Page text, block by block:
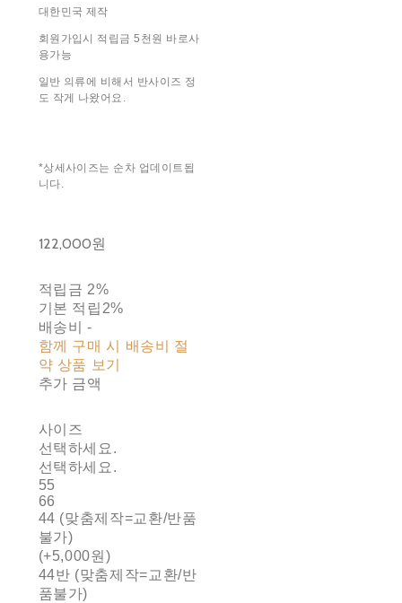
대한민국 제작
회원가입시 적립금 5천원 바로사
용가능
일반 의류에 비해서 반사이즈 정
도 작게 나왔어요.
*상세사이즈는 순차 업데이트됩
니다.
122,000원
적립금 2%
기본 적립 2%
배송비-
함께 구매 시 배송비 절
약 상품 보기
추가 금액
사이즈
선택하세요.
선택하세요.
55
66
44 (맞춤제작=교환/반품
불가)
(+5,000원)
44반 (맞춤제작=교환/반
품불가)